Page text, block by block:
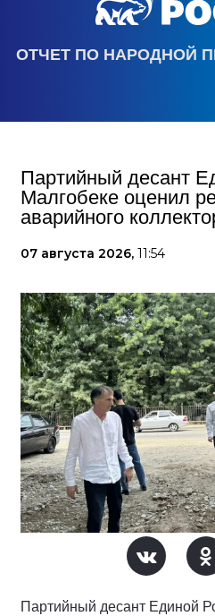
ОТЧЕТ ПО НАРОДНОЙ
Партийный десант
Малгобеке оценил
аварийного
07 августа 2026, 11:54
Партийный десант Единой